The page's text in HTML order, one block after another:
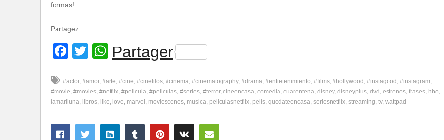
formas!
Partagez:
Facebook
Twitter
WhatsApp
Partager
#actor #amor #arte #cine #cinefilos #cinema #cinematography #drama #entretenimiento #films #hollywood #instagood #instagram
#movie #movies #netflix #pelicula #peliculas #series #terror cineencasa comedia cuarentena disney disneyplus dvd estrenos frases hbo
lamariluna libros like love marvel moviescenes musica peliculasnetflix pelis quedateencasa seriesnetflix streaming tv wattpad